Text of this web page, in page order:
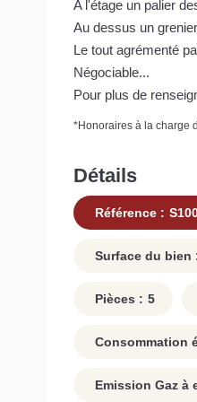
A l'étage un palier
Au dessus un
Le tout agrémenté
Négociable...
Pour plus de
*Honoraires à la charge
Détails
Référence :
Surface du bien
Pièces : 5
Consommation
Emission Gaz à